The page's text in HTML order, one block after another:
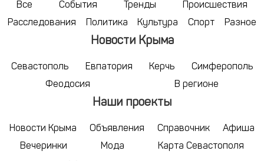
Все События Тренды
Происшествия
Расследования
Политика Культура Спорт Разное
Новости Крыма
Севастополь Евпатория Керчь
Симферополь
Феодосия
В регионе
Наши проекты
Новости Крыма Объявления Справочник
Афиша
Вечеринки
Мода Карта Севастополя